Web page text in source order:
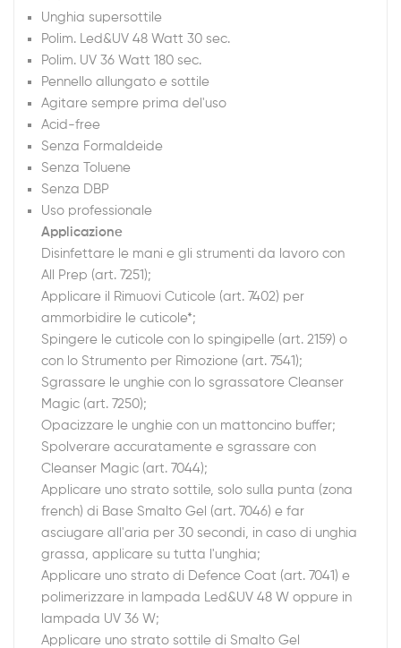
Unghia supersottile
Polim. Led&UV 48 Watt 30 sec.
Polim. UV 36 Watt 180 sec.
Pennello allungato e sottile
Agitare sempre prima del'uso
Acid-free
Senza Formaldeide
Senza Toluene
Senza DBP
Uso professionale
Applicazione
Disinfettare le mani e gli strumenti da lavoro con
All Prep (art. 7251);
Applicare il Rimuovi Cuticole (art. 7402) per
ammorbidire le cuticole*;
Spingere le cuticole con lo spingipelle (art. 2159) o
con lo Strumento per Rimozione (art. 7541);
Sgrassare le unghie con lo sgrassatore Cleanser
Magic (art. 7250);
Opacizzare le unghie con un mattoncino buffer;
Spolverare accuratamente e sgrassare con
Cleanser Magic (art. 7044);
Applicare uno strato sottile, solo sulla punta (zona
french) di Base Smalto Gel (art. 7046) e far
asciugare all'aria per 30 secondi, in caso di unghia
grassa, applicare su tutta l'unghia;
Applicare uno strato di Defence Coat (art. 7041) e
polimerizzare in lampada Led&UV 48 W oppure in
lampada UV 36 W;
Applicare uno strato sottile di Smalto Gel